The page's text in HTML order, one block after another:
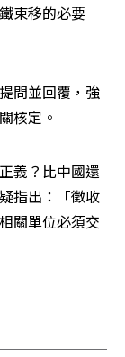
東移的必要
問並回覆，強
核定。
義？比中國還
指出：「徵收
關單位必須交